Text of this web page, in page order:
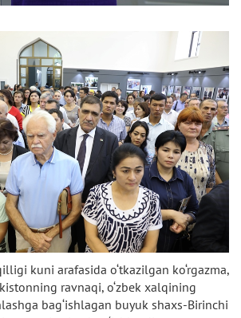
kuni arafasida o‘tkazilgan ko‘rgazma,
ravnaqi, o‘zbek xalqining
bag‘ishlagan buyuk shaxs-Birinchi